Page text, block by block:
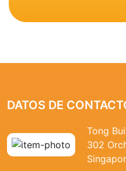
DATOS DE
Tong
302